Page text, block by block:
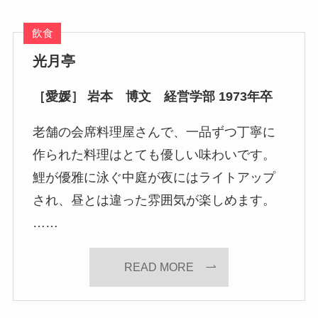
飲食
光月亭
［愛媛］ 岩本 博文 経営学部 1973年卒
老舗の会席料理屋さんで、一品ずつ丁寧に
作られた料理はとても優しい味わいです。
鯉が優雅に泳ぐ中庭が夜にはライトアップ
され、昼とは違った雰囲気が楽しめます。
……
READ MORE